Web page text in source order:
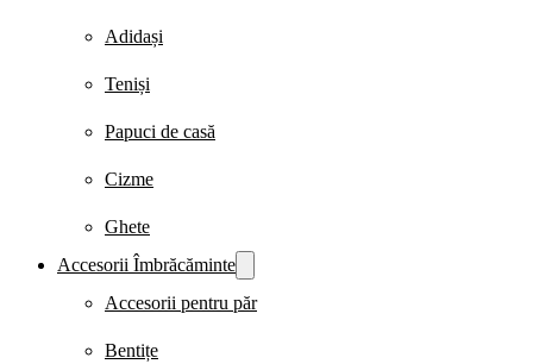
Adidași
Teniși
Papuci de casă
Cizme
Ghete
Accesorii Îmbrăcăminte
Accesorii pentru păr
Bentițe